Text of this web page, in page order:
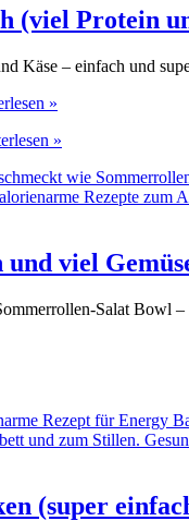
Protein
Käse – einfach und
»
»
viel
Salat
(super